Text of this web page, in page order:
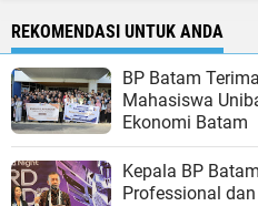
REKOMENDASI UNTUK ANDA
BP Batam
Mahasiswa
Ekonomi Batam
Kepala BP
Professional